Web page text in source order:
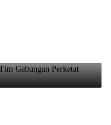
Gabungan Perketat